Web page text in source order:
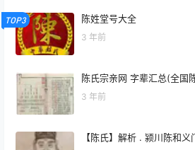
TOP3 陈姓堂号大全
3 年前
陈氏宗亲网 字辈汇总(全国
3 年前
【陈氏】解析 . 颍川陈和义